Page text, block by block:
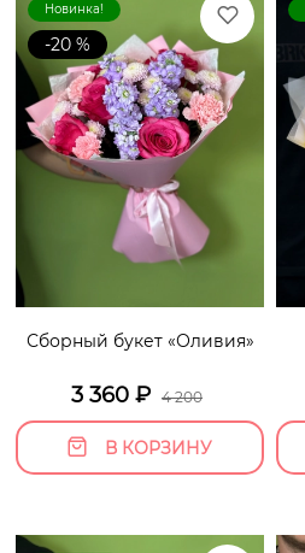
Новинка!
-20 %
Сборный букет «Оливия»
3 360 ₽ 4 200
В КОРЗИНУ